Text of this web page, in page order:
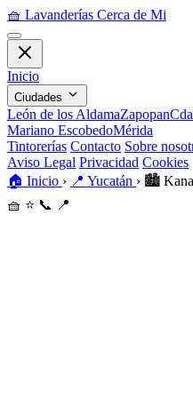
🧺 Lavanderías Cerca de Mi
Inicio
Ciudades
León de los AldamaZapopan
Mariano EscobedoMérida
Tintorerías Contacto Sobre
Aviso Legal Privacidad Cookies
🏠 Inicio › 📍 Yucatán › 🏙️
🧺 ⭐ 📞 📍